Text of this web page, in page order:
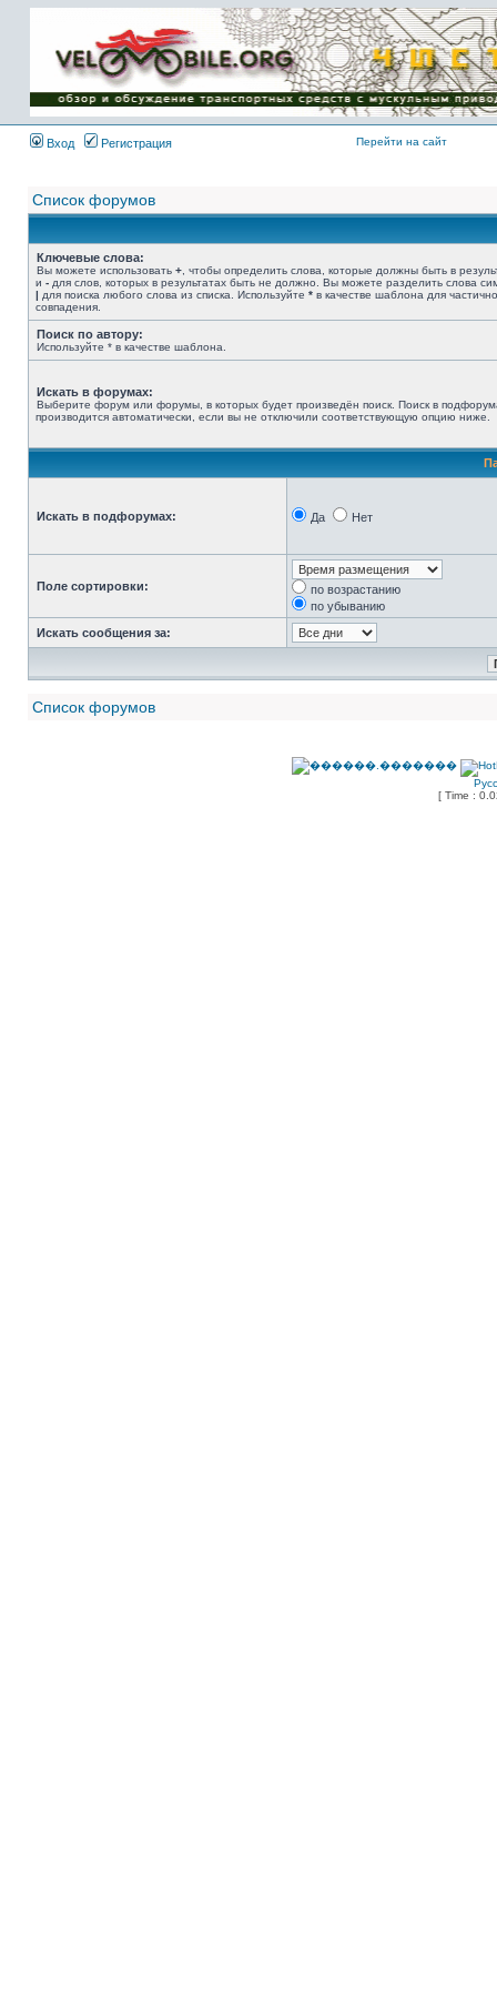
Имя пользователя:
Пароль:
{ LOG_ME_IN_SHORT
}
Вход
Регистрация Перейти на сайт
Список форумов
Ключевые слова:
Вы можете использовать + , чтобы определить слова, которые должны быть в
и - для слов, которых в результатах быть не должно. Вы можете разделить слова
| для поиска любого слова из списка. Используйте * в качестве шаблона для
совпадения.
Поиск по автору:
Используйте * в качестве шаблона.
Искать в форумах:
Выберите форум или форумы, в которых будет произведён поиск. Поиск в
производится автоматически, если вы не отключили соответствующую опцию ниже.
Искать в подфорумах: Да Нет
Поле сортировки:
по возрастанию
по убыванию
Искать сообщения за:
Список форумов
[ Time :